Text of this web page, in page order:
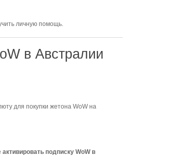
личную помощь.
в Австралии
для покупки жетона WoW на
активировать подписку WoW в